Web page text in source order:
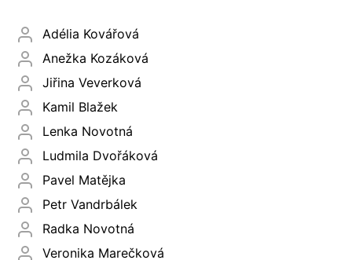
Adélia Kovářová
Anežka Kozáková
Jiřina Veverková
Kamil Blažek
Lenka Novotná
Ludmila Dvořáková
Pavel Matějka
Petr Vandrbálek
Radka Novotná
Veronika Marečková